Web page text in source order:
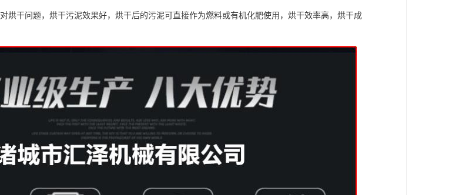
烘干问题，烘干污泥效果好，烘干后的污泥可直接作为燃料或有机化肥使用，烘干效率高，烘干成